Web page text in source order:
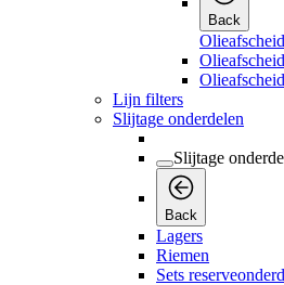
Back
Lijn filters
Slijtage onderdelen
Slijtage
Back
Lagers
Riemen
Sets